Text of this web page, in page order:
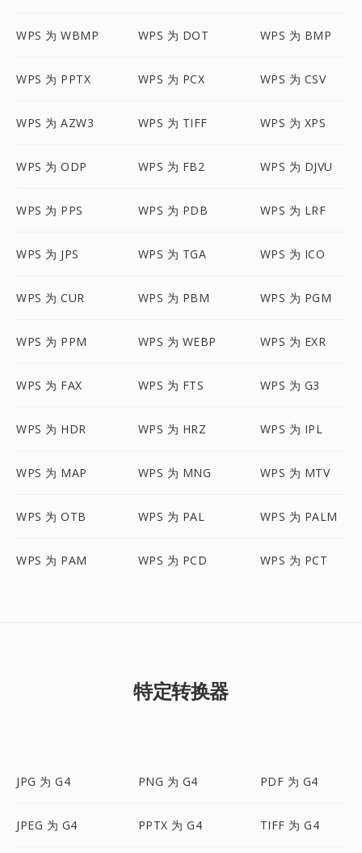
WPS 为 WBMP WPS 为 DOT WPS 为 BMP
WPS 为 PPTX WPS 为 PCX WPS 为 CSV
WPS 为 AZW3 WPS 为 TIFF WPS 为 XPS
WPS 为 ODP WPS 为 FB2 WPS 为 DJVU
WPS 为 PPS WPS 为 PDB WPS 为 LRF
WPS 为 JPS WPS 为 TGA WPS 为 ICO
WPS 为 CUR WPS 为 PBM WPS 为 PGM
WPS 为 PPM WPS 为 WEBP WPS 为 EXR
WPS 为 FAX WPS 为 FTS WPS 为 G3
WPS 为 HDR WPS 为 HRZ WPS 为 IPL
WPS 为 MAP WPS 为 MNG WPS 为 MTV
WPS 为 OTB WPS 为 PAL WPS 为 PALM
WPS 为 PAM WPS 为 PCD WPS 为 PCT
特定转换器
JPG 为 G4 PNG 为 G4 PDF 为 G4
JPEG 为 G4 PPTX 为 G4 TIFF 为 G4